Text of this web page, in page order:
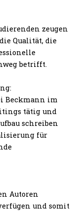
zeugen
Qualität, die
betrifft.
Beckmann im
tätig und
schreiben
für
Autoren
und somit